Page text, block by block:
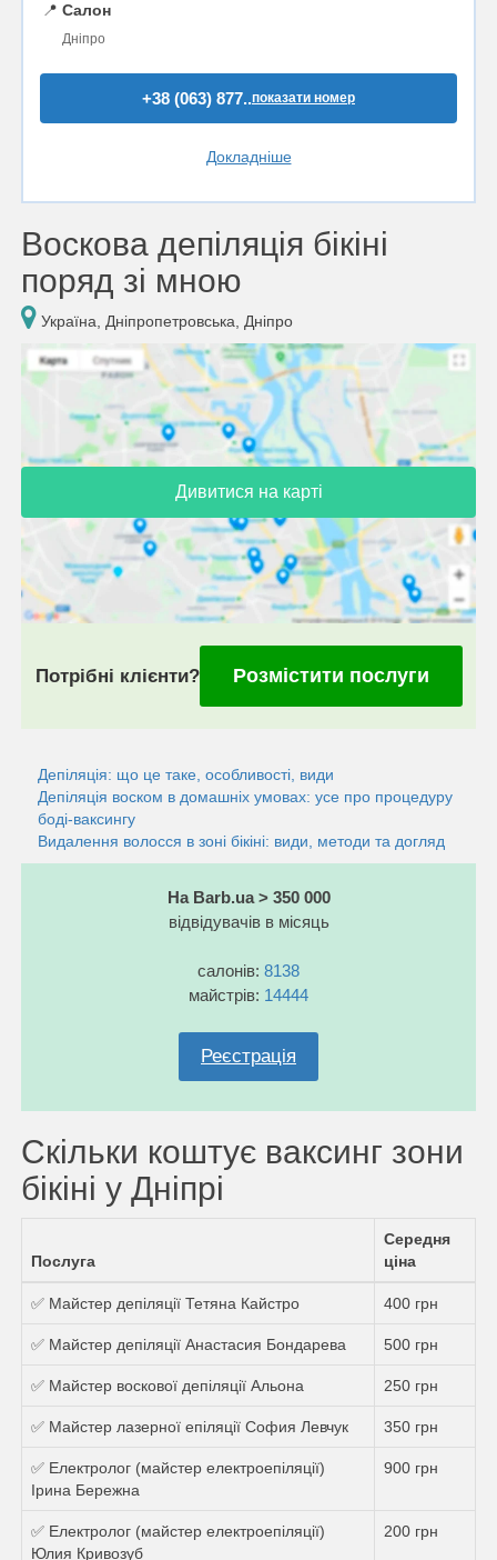
📍 Салон
Дніпро
+38 (063) 877..показати номер
Докладніше
Воскова депіляція бікіні
поряд зі мною
Україна, Дніпропетровська, Дніпро
Дивитися на карті
Потрібні клієнти? Розмістити послуги
Депіляція: що це таке, особливості, види
Депіляція воском в домашніх умовах: усе про процедуру
боді-ваксингу
Видалення волосся в зоні бікіні: види, методи та догляд
На Barb.ua > 350 000
відвідувачів в місяць
салонів: 8138
майстрів: 14444
Реєстрація
Скільки коштує ваксинг зони
бікіні у Дніпрі
Послуга
Середня
ціна
✅ Майстер депіляції Тетяна Кайстро 400 грн
✅ Майстер депіляції Анастасия Бондарева 500 грн
✅ Майстер воскової депіляції Альона 250 грн
✅ Майстер лазерної епіляції София Левчук 350 грн
✅ Електролог (майстер електроепіляції)
Ірина Бережна
900 грн
✅ Електролог (майстер електроепіляції)
Юлия Кривозуб
200 грн